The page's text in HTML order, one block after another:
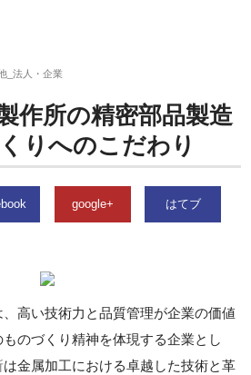
_法人・企業
作所の精密部品製造
りへのこだわり
google+ はてブ
高い技術力と品質管理が企業の価値
のづくり精神を体現する企業とし
は金属加工における卓越した技術と革